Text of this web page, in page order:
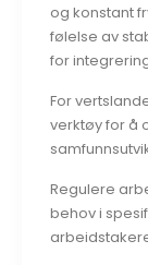
og konstant
følelse av
for
For
verktøy for å
Regulere
behov i